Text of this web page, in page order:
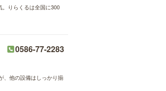
りらくるは全国に300
0586-77-2283
、他の設備はしっかり揃